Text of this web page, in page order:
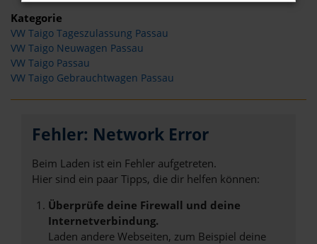
Kategorie
VW Taigo Tageszulassung Passau
VW Taigo Neuwagen Passau
VW Taigo Passau
VW Taigo Gebrauchtwagen Passau
Fehler: Network Error
Beim Laden ist ein Fehler aufgetreten.
Hier sind ein paar Tipps, die dir helfen können:
Überprüfe deine Firewall und deine
Internetverbindung.
Laden andere Webseiten, zum Beispiel deine